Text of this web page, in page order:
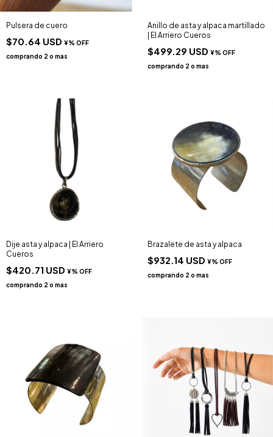
Pulsera de cuero
$70.64 USD
Anillo de asta y alpaca martillado
| El Arriero Cueros
$499.29 USD
Dije asta y alpaca | El Arriero
Cueros
$420.71 USD
Brazalete de asta y alpaca
$932.14 USD